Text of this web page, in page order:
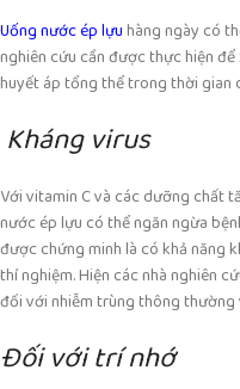
Uống nước ép lựuhàng ngày có
nghiên cứu cần được thực hiện
huyết áp tổng thể trong thời gian
Kháng virus
Với vitamin C và các dưỡng chất
nước ép lựu có thể ngăn ngừa
được chứng minh là có khả năng
thí nghiệm. Hiện các nhà nghiên
đối với nhiễm trùng thông thường
Đối với trí nhớ